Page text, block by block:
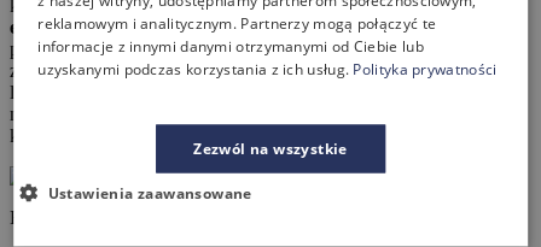
kontrahent. Przysadziste, drewniane biurko i ogromny
ekskluzywny fotel gabinetowywykonany ze skóry od razu
przywodzą na myśl prezesa ogromnej firmy, który przez lata
zdobywał doświadczenie w swojej branży. Natomiast biurko o
lekkiej konstrukcji, przy którym stoi fotel gabinetowy o
nowoczesnej konstrukcji kojarzone są z osobą młodą i energiczną,
która z pewnością poradzi sobie z każdym wyzwaniem.
Fotel Lumi 103 Bejot
reklamowym i analitycznym. Partnerzy mogą połączyć te
informacje z innymi danymi otrzymanymi od Ciebie lub
uzyskanymi podczas korzystania z ich usług. Polityka prywatności
Zezwól na wszystkie
Ustawienia zaawansowane